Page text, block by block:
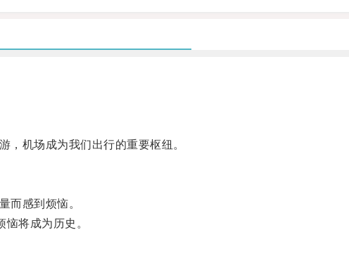
机场成为我们出行的重要枢纽。
感到烦恼。
将成为历史。